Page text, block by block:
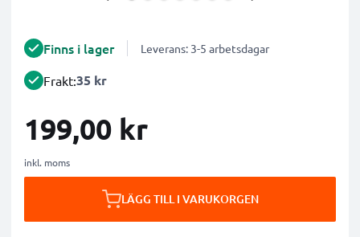
Finns i lager Leverans: 3-5 arbetsdagar
Frakt:35 kr
199,00 kr
inkl. moms
LÄGG TILL I VARUKORGEN